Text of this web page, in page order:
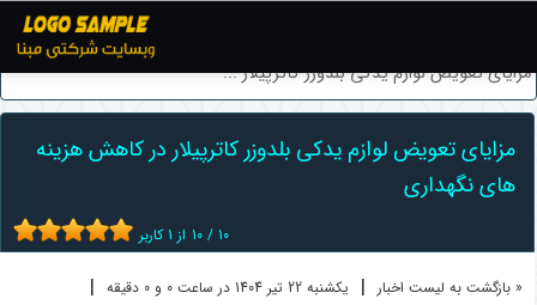
مزایای تعویض لوازم یدکی بلدوزر کاترپیلار ...
مزایای تعویض لوازم یدکی بلدوزر کاترپیلار در کاهش هزینه
های نگهداری
10 / 10 از 1کاربر
« بازگشت به لیست اخبار | یکشنبه 22 تير 1404 در ساعت 0 و 0 دقیقه |